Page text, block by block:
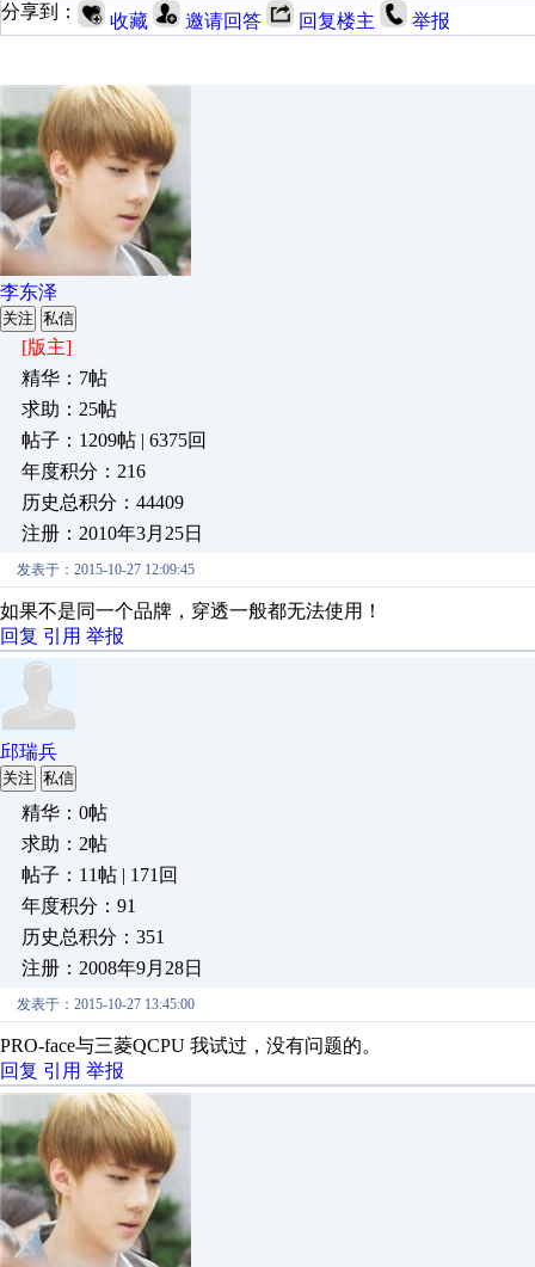
分享到：
收藏 邀请回答 回复楼主 举报
李东泽
关注 私信
[版主]
精华：7帖
求助：25帖
帖子：1209帖 | 6375回
年度积分：216
历史总积分：44409
注册：2010年3月25日
发表于：2015-10-27 12:09:45
如果不是同一个品牌，穿透一般都无法使用！
回复 引用 举报
邱瑞兵
关注 私信
精华：0帖
求助：2帖
帖子：11帖 | 171回
年度积分：91
历史总积分：351
注册：2008年9月28日
发表于：2015-10-27 13:45:00
PRO-face与三菱QCPU 我试过，没有问题的。
回复 引用 举报